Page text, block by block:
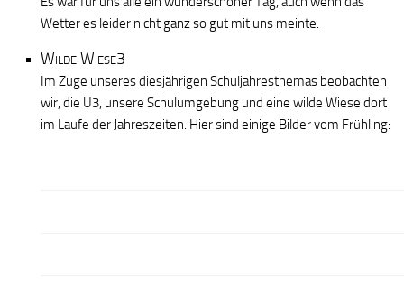
Wetter es leider nicht ganz so gut mit uns meinte.
Wilde Wiese3
Im Zuge unseres diesjährigen Schuljahresthemas beobachten
wir, die U3, unsere Schulumgebung und eine wilde Wiese dort
im Laufe der Jahreszeiten. Hier sind einige Bilder vom Frühling: